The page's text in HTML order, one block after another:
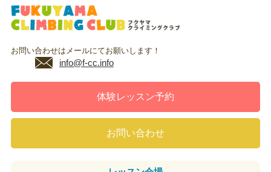
お問い合わせはメールにてお願いします！
info@f-cc.info
体験レッスン予約
お問い合わせ